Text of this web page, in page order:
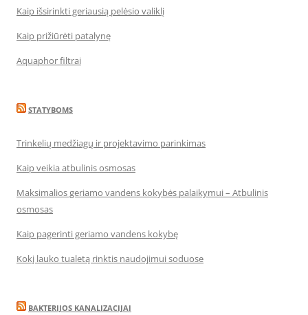
Kaip išsirinkti geriausią pelėsio valiklį
Kaip prižiūrėti patalynę
Aquaphor filtrai
STATYBOMS
Trinkelių medžiagų ir projektavimo parinkimas
Kaip veikia atbulinis osmosas
Maksimalios geriamo vandens kokybės palaikymui – Atbulinis
osmosas
Kaip pagerinti geriamo vandens kokybę
Kokį lauko tualetą rinktis naudojimui soduose
BAKTERIJOS KANALIZACIJAI